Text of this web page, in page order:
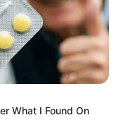
ายเป็นดี
พ่ตองส่อง
What I Found On